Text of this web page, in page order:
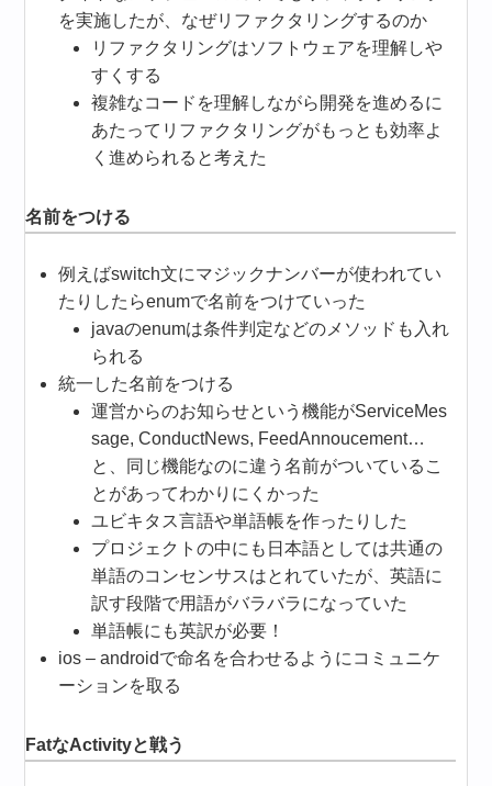
を実施したが、なぜリファクタリングするのか
リファクタリングはソフトウェアを理解しや
すくする
複雑なコードを理解しながら開発を進めるに
あたってリファクタリングがもっとも効率よ
く進められると考えた
名前をつける
例えばswitch文にマジックナンバーが使われてい
たりしたらenumで名前をつけていった
javaのenumは条件判定などのメソッドも入れ
られる
統一した名前をつける
運営からのお知らせという機能がServiceMes
sage, ConductNews, FeedAnnoucement…
と、同じ機能なのに違う名前がついているこ
とがあってわかりにくかった
ユビキタス言語や単語帳を作ったりした
プロジェクトの中にも日本語としては共通の
単語のコンセンサスはとれていたが、英語に
訳す段階で用語がバラバラになっていた
単語帳にも英訳が必要！
ios – androidで命名を合わせるようにコミュニケ
ーションを取る
FatなActivityと戦う